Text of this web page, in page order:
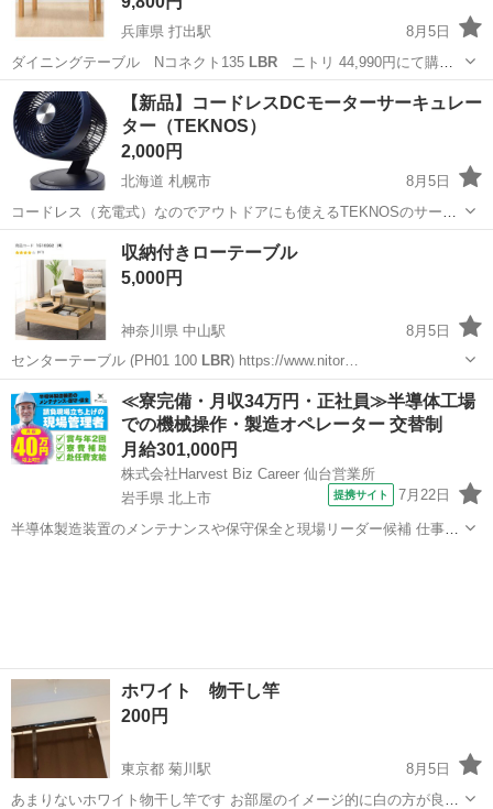
兵庫県 打出駅
8月5日
ダイニングテーブル Nコネクト135 LBRニトリ 44,990円にて購入
2…兵庫 芦屋市 打出駅 テーブル
【新品】コードレスDCモーターサーキュレー
ター（TEKNOS）
2,000円
北海道 札幌市
8月5日
コードレス（充電式）なのでアウトドアにも使えるTEKNOSのサーキ
ュレーター 複数購入も歓迎。 https://teknos.co.jp/sak-150dcu/
https://yahoo.jp/PRUWnS7?open...
北海道 札幌市 季節、空調家電
収納付きローテーブル
5,000円
神奈川県 中山駅
8月5日
センターテーブル (PH01 100 LBR) https://www.nitor…
神奈川 横浜市 中山駅 テーブル
≪寮完備・月収34万円・正社員≫半導体工場
での機械操作・製造オペレーター 交替制
月給301,000円
株式会社Harvest Biz Career 仙台営業所
岩手県 北上市
提携サイト 7月22日
半導体製造装置のメンテナンスや保守保全と現場リーダー候補 仕事内
ホワイト 物干し竿
200円
東京都 菊川駅
8月5日
あまりないホワイト物干し竿です お部屋のイメージ的に白の方が良い